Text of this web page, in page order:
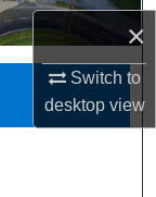
×
Switch to
desktopview